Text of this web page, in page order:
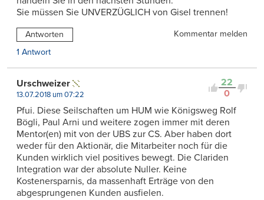
Sie müssen Sie UNVERZÜGLICH von Gisel trennen!
Antworten
Kommentar melden
1 Antwort
22
0
Urschweizer
13.07.2018 um 07:22
Pfui. Diese Seilschaften um HUM wie Königsweg Rolf
Bögli, Paul Arni und weitere zogen immer mit deren
Mentor(en) mit von der UBS zur CS. Aber haben dort
weder für den Aktionär, die Mitarbeiter noch für die
Kunden wirklich viel positives bewegt. Die Clariden
Integration war der absolute Nuller. Keine
Kostenersparnis, da massenhaft Erträge von den
abgesprungenen Kunden ausfielen.